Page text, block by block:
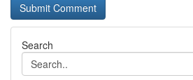
Search